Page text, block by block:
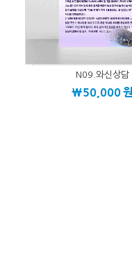
N09.와신상담
\50,000